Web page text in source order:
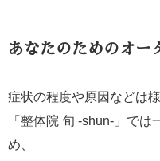
あなたのためのオー
症状の程度や原因などは様
「整体院 旬 -shun-」で
め、